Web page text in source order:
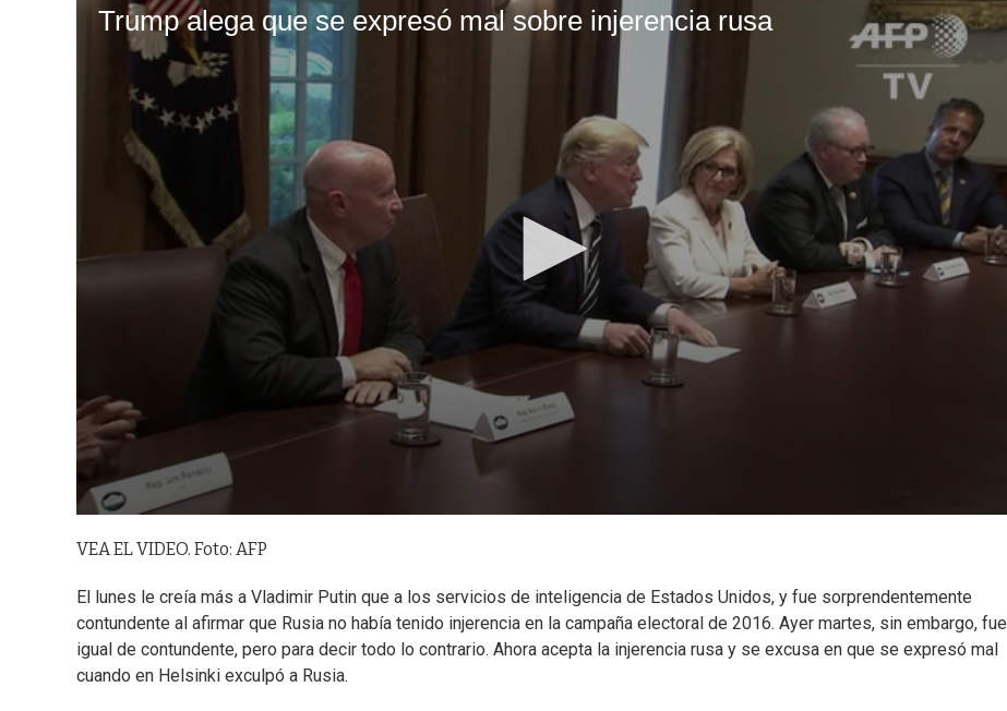
VEA EL VIDEO. Foto: AFP
El lunes le creía más a Vladimir Putin que a los servicios de inteligencia de Estados Unidos, y fue sorprendentemente
contundente al afirmar que Rusia no había tenido injerencia en la campaña electoral de 2016. Ayer martes, sin embargo, fue
igual de contundente, pero para decir todo lo contrario. Ahora acepta la injerencia rusa y se excusa en que se expresó mal
cuando en Helsinki exculpó a Rusia.